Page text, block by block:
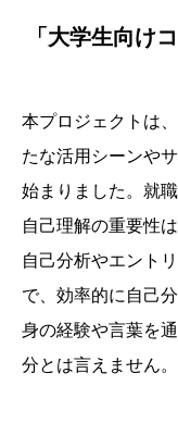
「大学生向け
本プロジェクトは
たな活用シーンや
始まりました。就
自己理解の重要性
自己分析やエント
で、効率的に自己
身の経験や言葉を
分とは言えません。